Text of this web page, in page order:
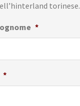
torinese.
*
*